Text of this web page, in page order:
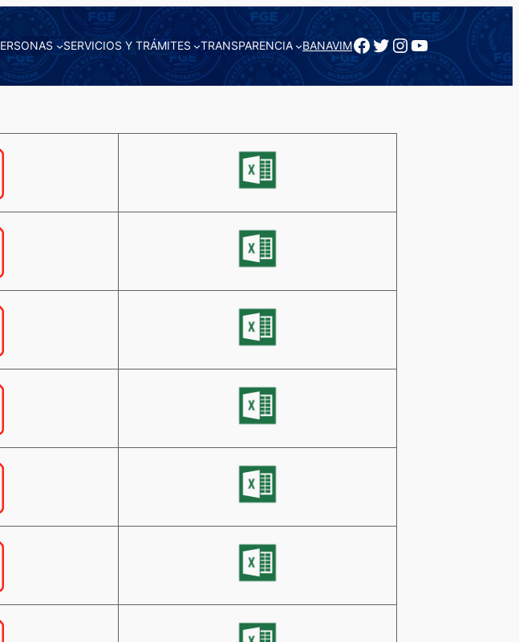
SERVICIOS Y TRÁMITES TRANSPARENCIA BANAVIMFacebook
Twitter
Instagram
YouTube